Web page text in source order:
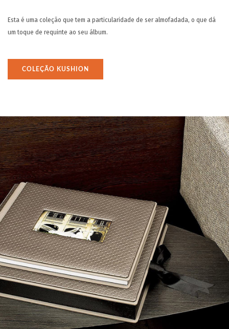
Esta é uma coleção que tem a particularidade de ser almofadada, o que dá
um toque de requinte ao seu álbum.
COLEÇÃO KUSHION